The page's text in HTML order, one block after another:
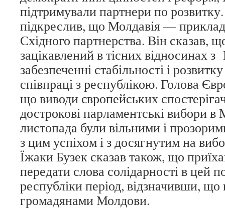
підтримували партнери по
підкреслив, що Молдавія —
Східного партнерства. Він сказав,
зацікавлений в тісних відносинах
забезпеченні стабільності і
співпраці з республікою. Голова
що виводи європейських
дострокові парламентські вибори в
листопада були вільними і
з цим успіхом і з досягнутим на
Їжаки Бузек сказав також, що
передати слова солідарності в цей
республіки період, відзначивши, що
громадянами Молдови.